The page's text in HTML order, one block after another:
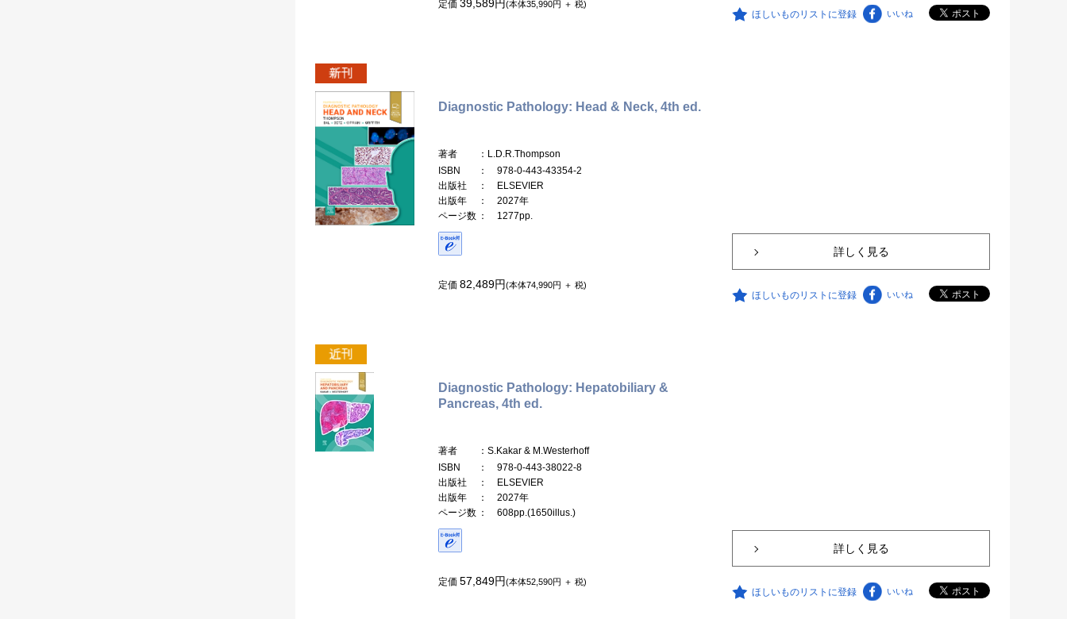
定価 39,589円(本体35,990円 ＋ 税)
ほしいものリストに登録 いいね
Diagnostic Pathology: Head & Neck, 4th ed.
著者
：L.D.R.Thompson
ISBN
： 978-0-443-43354-2
出版社
： ELSEVIER
出版年
： 2027年
ページ数 ： 1277pp.
定価 82,489円(本体74,990円 ＋ 税)
詳しく見る
ほしいものリストに登録 いいね
Diagnostic Pathology: Hepatobiliary &
Pancreas, 4th ed.
著者
：S.Kakar & M.Westerhoff
ISBN
： 978-0-443-38022-8
出版社
： ELSEVIER
出版年
： 2027年
ページ数 ： 608pp.(1650illus.)
定価 57,849円(本体52,590円 ＋ 税)
詳しく見る
ほしいものリストに登録 いいね